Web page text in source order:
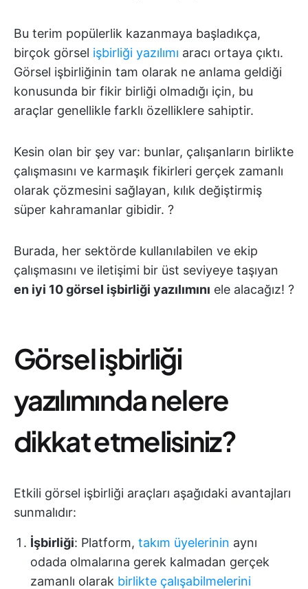
Bu terim popülerlik kazanmaya başladıkça,
birçok görsel işbirliği yazılımı aracı ortaya çıktı.
Görsel işbirliğinin tam olarak ne anlama geldiği
konusunda bir fikir birliği olmadığı için, bu
araçlar genellikle farklı özelliklere sahiptir.
Kesin olan bir şey var: bunlar, çalışanların birlikte
çalışmasını ve karmaşık fikirleri gerçek zamanlı
olarak çözmesini sağlayan, kılık değiştirmiş
süper kahramanlar gibidir. ?
Burada, her sektörde kullanılabilen ve ekip
çalışmasını ve iletişimi bir üst seviyeye taşıyan
en iyi 10 görsel işbirliği yazılımını ele alacağız! ?
Görsel işbirliği
yazılımında nelere
dikkat etmelisiniz?
Etkili görsel işbirliği araçları aşağıdaki avantajları
sunmalıdır:
İşbirliği: Platform, takım üyelerinin aynı
odada olmalarına gerek kalmadan gerçek
zamanlı olarak birlikte çalışabilmelerini